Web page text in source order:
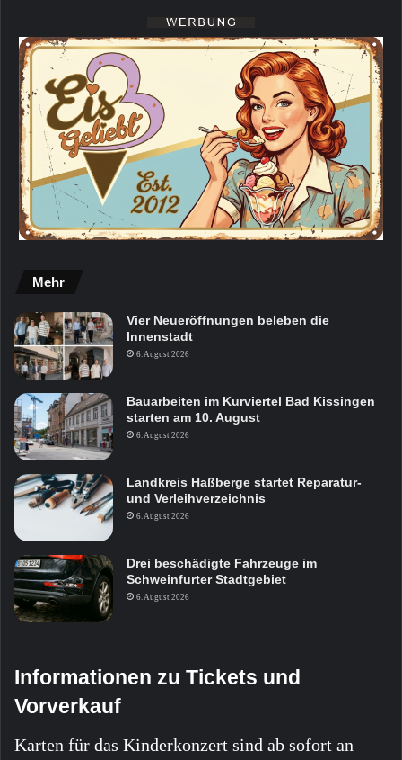
Mehr
Vier Neueröffnungen beleben die
Innenstadt
6. August 2026
Bauarbeiten im Kurviertel Bad Kissingen
starten am 10. August
6. August 2026
Landkreis Haßberge startet Reparatur-
und Verleihverzeichnis
6. August 2026
Drei beschädigte Fahrzeuge im
Schweinfurter Stadtgebiet
6. August 2026
Informationen zu Tickets und
Vorverkauf
Karten für das Kinderkonzert sind ab sofort an